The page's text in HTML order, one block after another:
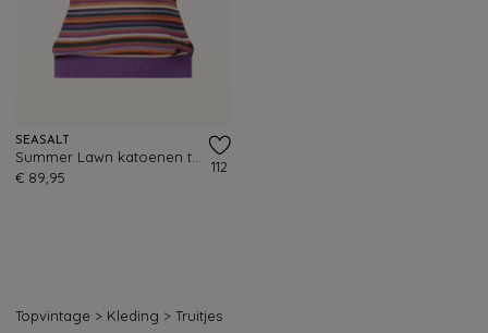
SEASALT
€ 89,95
112
Topvintage > Kleding > Truitjes